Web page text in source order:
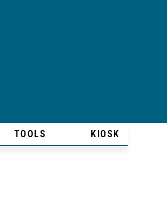
TOOLS KIOSK